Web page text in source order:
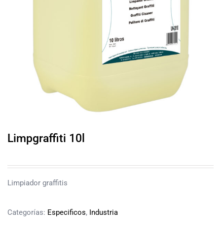
Limpgraffiti 10l
Limpiador graffitis
Categorías: Especificos, Industria